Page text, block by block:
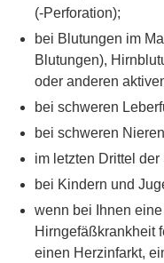
(-Perforation);
bei Blutungen im
Blutungen),
oder anderen
bei schweren
bei schweren
im letzten Drittel
bei Kindern und
wenn bei Ihnen
Hirngefäßkrankheit
einen Herzinfarkt,